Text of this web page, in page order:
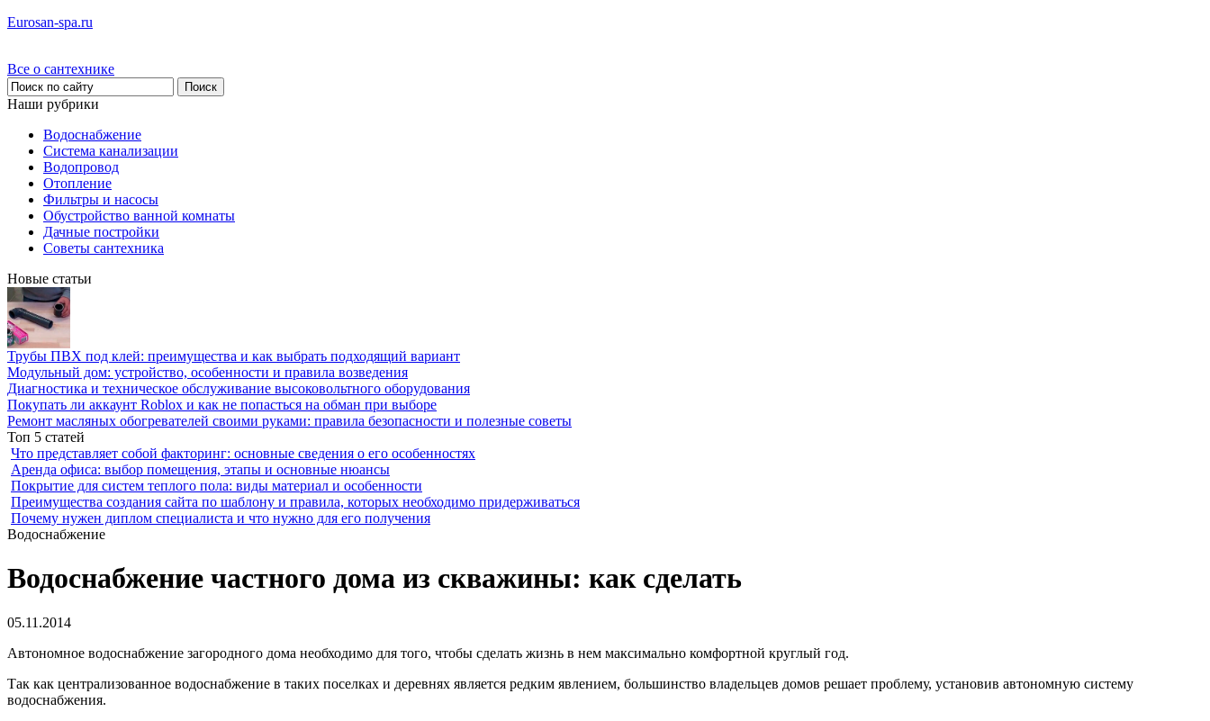
Eurosan-spa.ru
Все о сантехнике
Наши рубрики
Водоснабжение
Система канализации
Водопровод
Отопление
Фильтры и насосы
Обустройство ванной комнаты
Дачные постройки
Советы сантехника
Новые статьи
Трубы ПВХ под клей: преимущества и как выбрать подходящий вариант
Модульный дом: устройство, особенности и правила возведения
Диагностика и техническое обслуживание высоковольтного оборудования
Покупать ли аккаунт Roblox и как не попасться на обман при выборе
Ремонт масляных обогревателей своими руками: правила безопасности и полезные советы
Топ 5 статей
Что представляет собой факторинг: основные сведения о его особенностях
Аренда офиса: выбор помещения, этапы и основные нюансы
Покрытие для систем теплого пола: виды материал и особенности
Преимущества создания сайта по шаблону и правила, которых необходимо придерживаться
Почему нужен диплом специалиста и что нужно для его получения
Водоснабжение
Водоснабжение частного дома из скважины: как сделать
05.11.2014
Автономное водоснабжение загородного дома необходимо для того, чтобы сделать жизнь в нем максимально комфортной круглый год.
Так как централизованное водоснабжение в таких поселках и деревнях является редким явлением, большинство владельцев домов решает проблему, установив автономную систему
водоснабжения.